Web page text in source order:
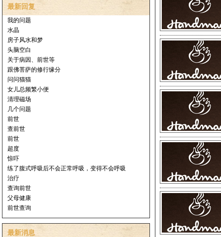
最新回复
我的问题
水晶
房子风水和梦
头脑空白
关于病因、前世等
跟佛菩萨的修行缘分
问问猫猫
女儿总频繁小便
清理磁场
几个问题
前世
查前世
前世
超度
惊吓
练了腹式呼吸后不会正常呼吸，变得不会呼吸
治疗
查询前世
父母健康
前世查询
最新消息